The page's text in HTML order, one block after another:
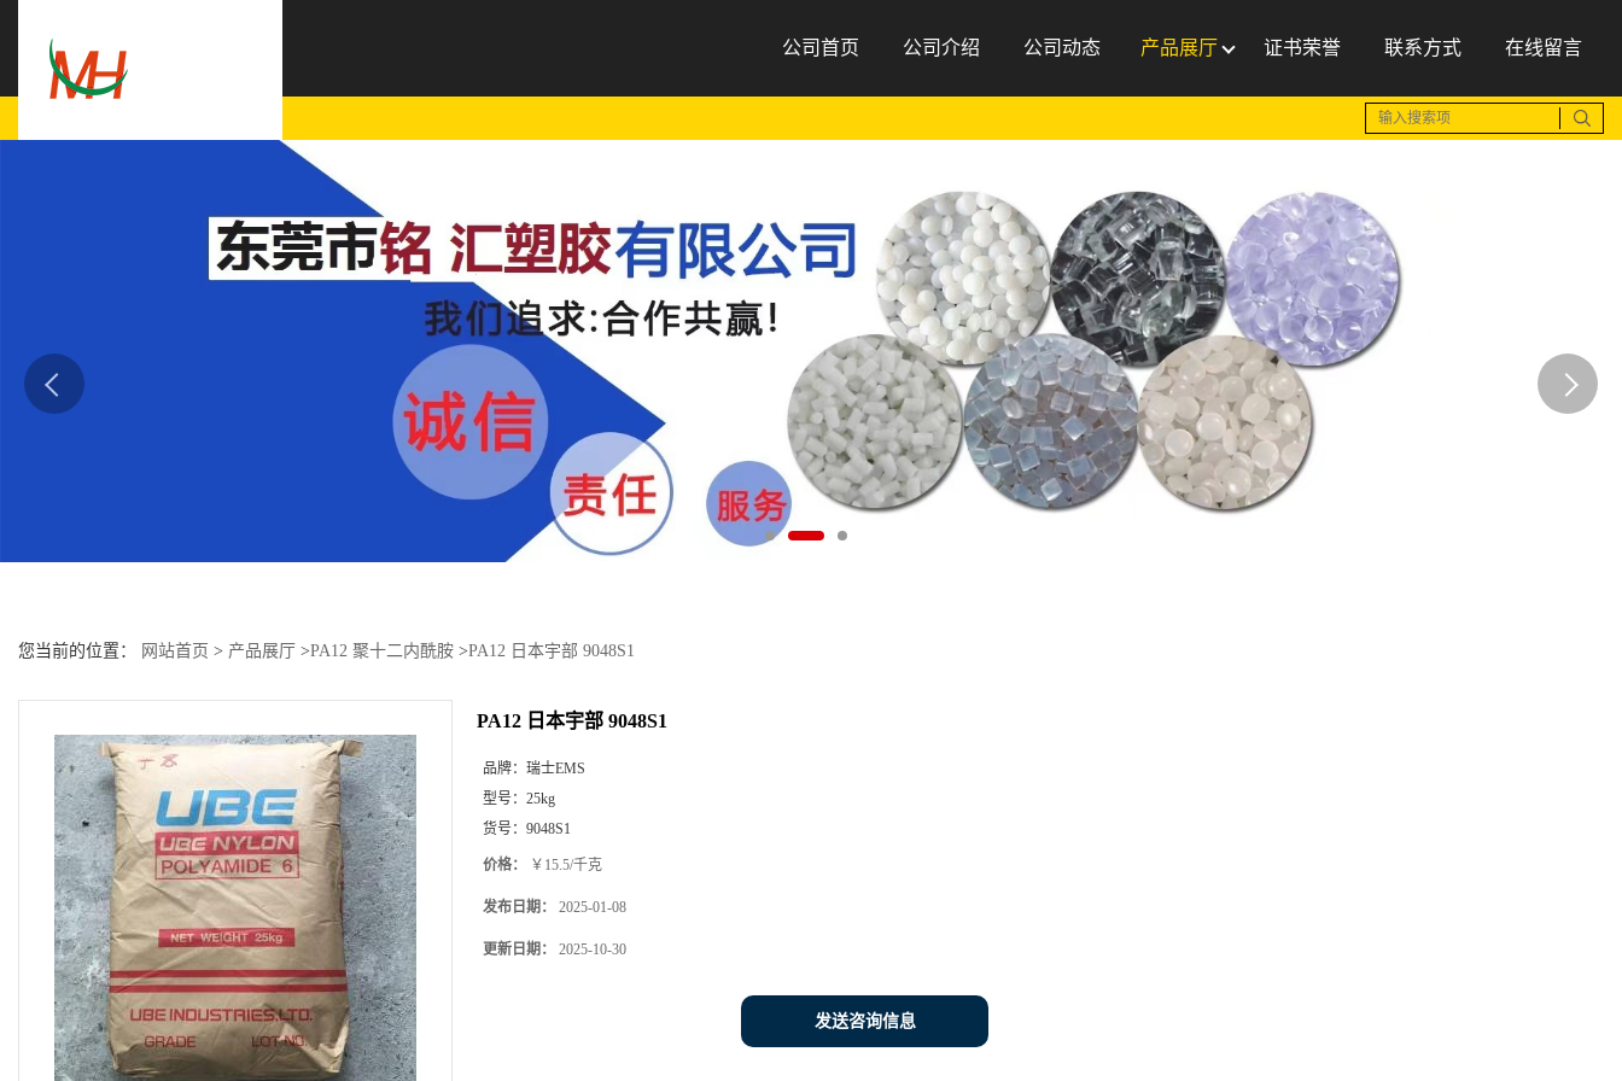
公司首页 公司介绍 公司动态 产品展厅 证书荣誉 联系方式 在线留言
您当前的位置： 网站首页 > 产品展厅 >PA12 聚十二内酰胺 >PA12 日本宇部 9048S1
PA12 日本宇部 9048S1
品牌： 瑞士EMS
型号： 25kg
货号： 9048S1
价格： ￥15.5/千克
发布日期： 2025-01-08
更新日期： 2025-10-30
发送咨询信息